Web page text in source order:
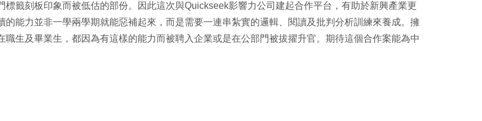
籤刻板印象而被低估的部份。因此這次與Quickseek影響力公司建起合作平台，有助於新興產業更
能力並非一學兩學期就能惡補起來，而是需要一連串紮實的邏輯、閱讀及批判分析訓練來養成。擁
生及畢業生，都因為有這樣的能力而被聘入企業或是在公部門被拔擢升官。期待這個合作案能為中